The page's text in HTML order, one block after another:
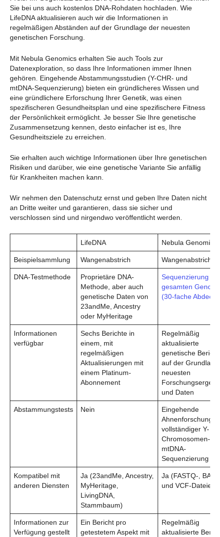
Sie bei uns auch kostenlos DNA-Rohdaten hochladen. Wie
LifeDNA aktualisieren auch wir die Informationen in
regelmäßigen Abständen auf der Grundlage der neuesten
genetischen Forschung.
Mit Nebula Genomics erhalten Sie auch Tools zur
Datenexploration, so dass Ihre Informationen immer Ihnen
gehören. Eingehende Abstammungsstudien (Y-CHR- und
mtDNA-Sequenzierung) bieten ein gründlicheres Wissen und
eine gründlichere Erforschung Ihrer Genetik, was einen
spezifischeren Gesundheitsplan und eine spezifischere Fitness
der Persönlichkeit ermöglicht. Je besser Sie Ihre genetische
Zusammensetzung kennen, desto einfacher ist es, Ihre
Gesundheitsziele zu erreichen.
Sie erhalten auch wichtige Informationen über Ihre genetischen
Risiken und darüber, wie eine genetische Variante Sie anfällig
für Krankheiten machen kann.
Wir nehmen den Datenschutz ernst und geben Ihre Daten nicht
an Dritte weiter und garantieren, dass sie sicher und
verschlossen sind und nirgendwo veröffentlicht werden.
LifeDNA Nebula Genomics
Beispielsammlung Wangenabstrich Wangenabstrich
DNA-Testmethode
Proprietäre DNA-
Methode, aber auch
genetische Daten von
23andMe, Ancestry
oder MyHeritage
Sequenzierung
gesamten
(30-fache
Informationen
verfügbar
Sechs Berichte in
einem, mit
regelmäßigen
Aktualisierungen mit
einem Platinum-
Abonnement
Regelmäßig
aktualisierte
genetische
auf der Grundlage
neuesten
und Daten
Abstammungstests Nein
Eingehende
Ahnenforschung
vollständiger Y-
Chromosomen-
mtDNA-
Sequenzierung
Kompatibel mit
anderen Diensten
Ja (23andMe, Ancestry,
MyHeritage,
LivingDNA,
Stammbaum)
Ja (FASTQ-, BAM-
und VCF-Dateien)
Informationen zur
Verfügung gestellt
Ein Bericht pro
getestetem Aspekt mit
Regelmäßig
aktualisierte